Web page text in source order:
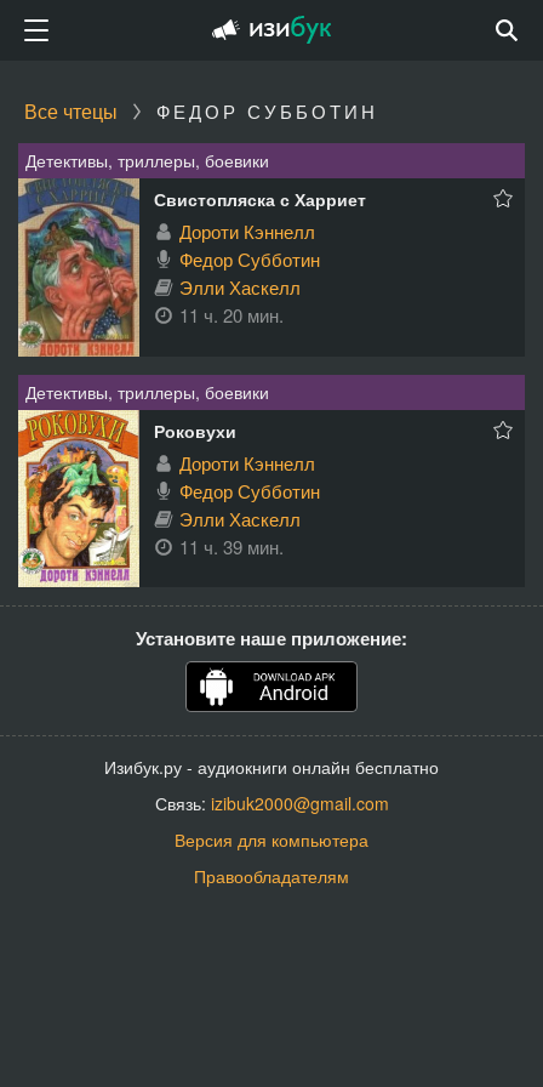
Все чтецы ФЕДОР СУББОТИН
Детективы, триллеры, боевики
Свистопляска с Харриет
Дороти Кэннелл
Федор Субботин
Элли Хаскелл
11 ч. 20 мин.
Детективы, триллеры, боевики
Роковухи
Дороти Кэннелл
Федор Субботин
Элли Хаскелл
11 ч. 39 мин.
Установите наше приложение:
Изибук.ру - аудиокниги онлайн бесплатно
Связь: izibuk2000@gmail.com
Версия для компьютера
Правообладателям